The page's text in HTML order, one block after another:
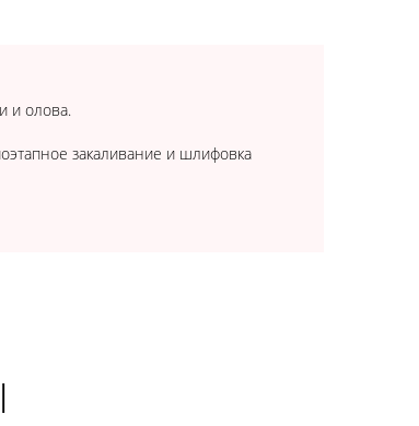
и олова.
закаливание и шлифовка